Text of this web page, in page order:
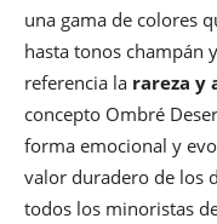
una gama de colores
hasta tonos champán
referencia la rareza y
concepto Ombré
forma emocional y
valor duradero de los
todos los minoristas